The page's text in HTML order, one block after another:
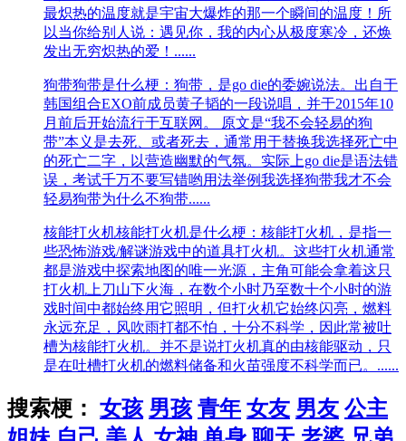
最炽热的温度就是宇宙大爆炸的那一个瞬间的温度！所
以当你给别人说：遇见你，我的内心从极度寒冷，还焕
发出无穷炽热的爱！......
狗带狗带是什么梗：狗带，是go die的委婉说法。出自于
韩国组合EXO前成员黄子韬的一段说唱，并于2015年10
月前后开始流行于互联网。 原文是“我不会轻易的狗
带”本义是去死、或者死去，通常用于替换我选择死亡中
的死亡二字，以营造幽默的气氛。实际上go die是语法错
误，考试千万不要写错哟用法举例我选择狗带我才不会
轻易狗带为什么不狗带......
核能打火机核能打火机是什么梗：核能打火机，是指一
些恐怖游戏/解谜游戏中的道具打火机。这些打火机通常
都是游戏中探索地图的唯一光源，主角可能会拿着这只
打火机上刀山下火海，在数个小时乃至数十个小时的游
戏时间中都始终用它照明，但打火机它始终闪亮，燃料
永远充足，风吹雨打都不怕，十分不科学，因此常被吐
槽为核能打火机。并不是说打火机真的由核能驱动，只
是在吐槽打火机的燃料储备和火苗强度不科学而已。......
搜索梗： 女孩 男孩 青年 女友 男友 公主